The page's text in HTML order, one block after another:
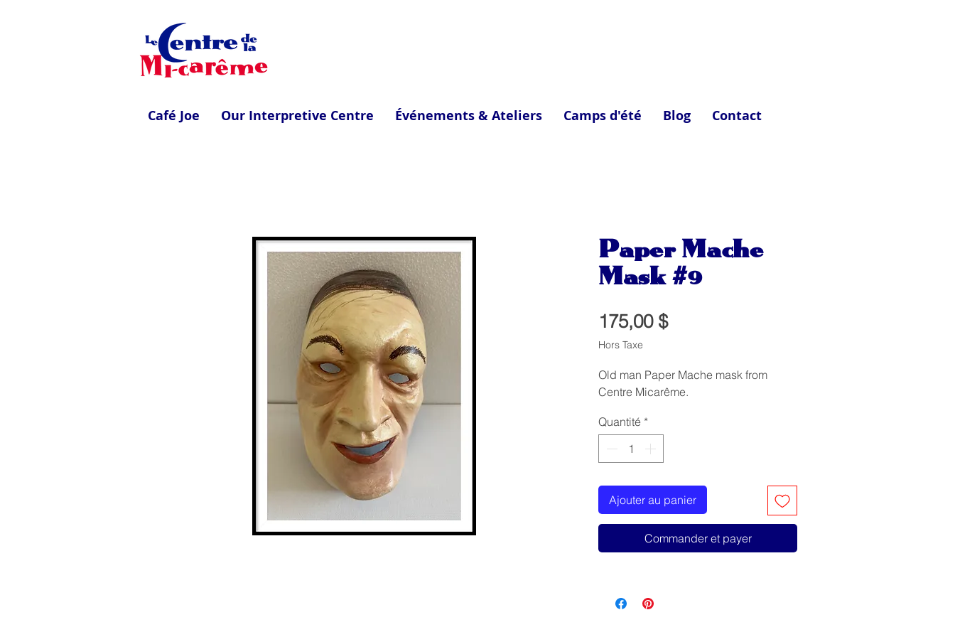
Café Joe Our Interpretive Centre Événements & Ateliers Camps d'été Blog Contact
Paper Mache
Mask #9
175,00 $Prix
Hors Taxe
Old man Paper Mache mask from
Centre Micarême.
Quantité *
Ajouter au panier
Commander et payer